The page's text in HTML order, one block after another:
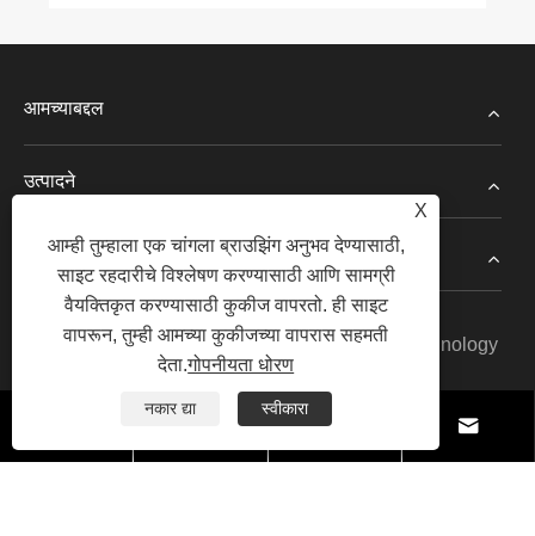
आमच्याबद्दल
उत्पादने
बातम्या
Copyright© 2024 Hangzhou Tongge Energy Technology
Co., Ltd. सर्व हक्क राखीव.
| XML | गोपनीयता धोरण
 
X
आम्ही तुम्हाला एक चांगला ब्राउझिंग अनुभव देण्यासाठी,
साइट रहदारीचे विश्लेषण करण्यासाठी आणि सामग्री
वैयक्तिकृत करण्यासाठी कुकीज वापरतो. ही साइट
वापरून, तुम्ही आमच्या कुकीजच्या वापरास सहमती
देता.गोपनीयता धोरण
नकार द्या स्वीकारा